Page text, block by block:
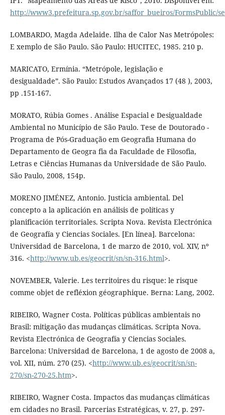
http://www3.prefeitura.sp.gov.br/saffor_bueiros/FormsPublic/
LOMBARDO, Magda Adelaide. Ilha de Calor Nas Metrópoles:
E xemplo de São Paulo. São Paulo: HUCITEC, 1985. 210 p.
MARICATO, Ermínia. “Metrópole, legislação e
desigualdade”. São Paulo: Estudos Avançados 17 (48 ), 2003,
pp .151-167.
MORATO, Rúbia Gomes . Análise Espacial e Desigualdade
Ambiental no Município de São Paulo. Tese de Doutorado -
Programa de Pós-Graduação em Geografia Humana do
Departamento de Geogra fia da Faculdade de Filosofia,
Letras e Ciências Humanas da Universidade de São Paulo.
São Paulo, 2008, 154p.
MORENO JIMÉNEZ, Antonio. Justicia ambiental. Del
concepto a la aplicación en análisis de políticas y
planificación territoriales. Scripta Nova. Revista Electrónica
de Geografía y Ciencias Sociales. [En línea]. Barcelona:
Universidad de Barcelona, 1 de marzo de 2010, vol. XIV, nº
316. <http://www.ub.es/geocrit/sn/sn-316.html>.
NOVEMBER, Valerie. Les territoires du risque: le risque
comme objet de refléxion géographique. Berna: Lang, 2002.
RIBEIRO, Wagner Costa. Políticas públicas ambientais no
Brasil: mitigação das mudanças climáticas. Scripta Nova.
Revista Electrónica de Geografía y Ciencias Sociales.
Barcelona: Universidad de Barcelona, 1 de agosto de 2008 a,
vol. XII, núm. 270 (25). <http://www.ub.es/geocrit/sn/sn-
270/sn-270-25.htm>.
RIBEIRO, Wagner Costa. Impactos das mudanças climáticas
em cidades no Brasil. Parcerias Estratégicas, v. 27, p. 297-